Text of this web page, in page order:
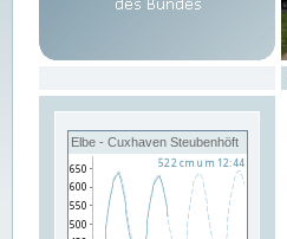
Elbe - Cuxhaven Steubenhöft